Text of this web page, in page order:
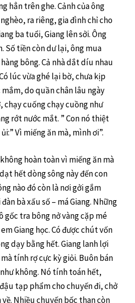
hẳn trên ghe. Cảnh của ông
ra riêng, gia đình chỉ cho
ba tuổi, Giang lên sởi. Ông
Số tiền còn dư lại, ông mua
bông. Cả nhà dắt díu nhau
lúc vừa ghé lại bờ, chưa kịp
do quần chân lâu ngày
chạy cuống chạy cuồng như
rớt nước mắt. ” Con nó thiệt
Vì miếng ăn mà, mình ơi”.
hoàn toàn vì miếng ăn mà
hết dòng sông này đến con
nào đó còn là nơi gởi gắm
bà xấu số – má Giang. Những
gốc tra bông nở vàng cặp mé
Giang học. Có được chút vốn
dạy bằng hết. Giang lanh lợi
tính rợ cực kỳ giỏi. Buôn bán
không. Nó tính toán hết,
tạp phẩm cho chuyến đi, chở
Nhiều chuyến bốc than còn